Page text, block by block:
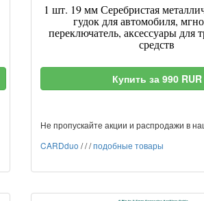
1 шт. 19 мм Серебристая
гудок для автомобиля,
переключатель, аксессуары для
средств
Купить за 990 RUR
Не пропускайте акции и распродажи в
CARDduo ///подобные товары